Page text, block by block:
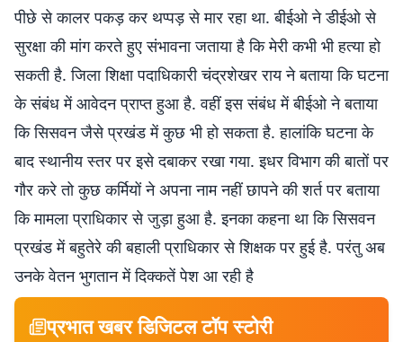
पीछे से कालर पकड़ कर थप्पड़ से मार रहा था. बीईओ ने डीईओ से
सुरक्षा की मांग करते हुए संभावना जताया है कि मेरी कभी भी हत्या हो
सकती है. जिला शिक्षा पदाधिकारी चंद्रशेखर राय ने बताया कि घटना
के संबंध में आवेदन प्राप्त हुआ है. वहीं इस संबंध में बीईओ ने बताया
कि सिसवन जैसे प्रखंड में कुछ भी हो सकता है. हालांकि घटना के
बाद स्थानीय स्तर पर इसे दबाकर रखा गया. इधर विभाग की बातों पर
गौर करे तो कुछ कर्मियों ने अपना नाम नहीं छापने की शर्त पर बताया
कि मामला प्राधिकार से जुड़ा हुआ है. इनका कहना था कि सिसवन
प्रखंड में बहुतेरे की बहाली प्राधिकार से शिक्षक पर हुई है. परंतु अब
उनके वेतन भुगतान में दिक्कतें पेश आ रही है
प्रभात खबर डिजिटल टॉप स्टोरी